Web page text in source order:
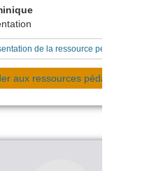
de la ressource pédagogique
aux ressources pédagogiques